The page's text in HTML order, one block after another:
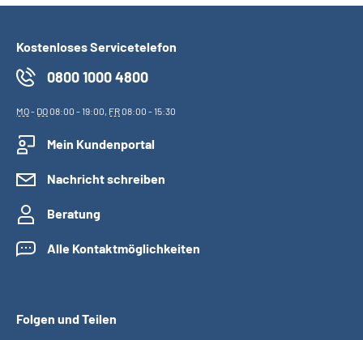
Mein Kundenportal
Kostenloses Servicetelefon
0800 1000 4800
MO- DO08:00 - 19:00, FR08:00 - 15:30
Mein Kundenportal
Nachricht schreiben
Beratung
Alle Kontaktmöglichkeiten
Folgen und Teilen